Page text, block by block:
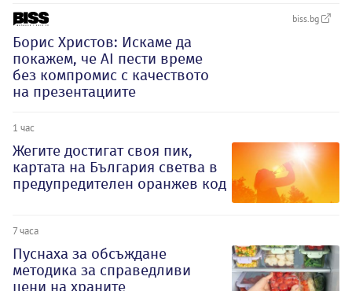
biss.bg
Борис Христов: Искаме да
покажем, че АI пести време
без компромис с качеството
на презентациите
1 час
Жегите достигат своя пик,
картата на България светва в
предупредителен оранжев код
7 часа
Пуснаха за обсъждане
методика за справедливи
цени на храните